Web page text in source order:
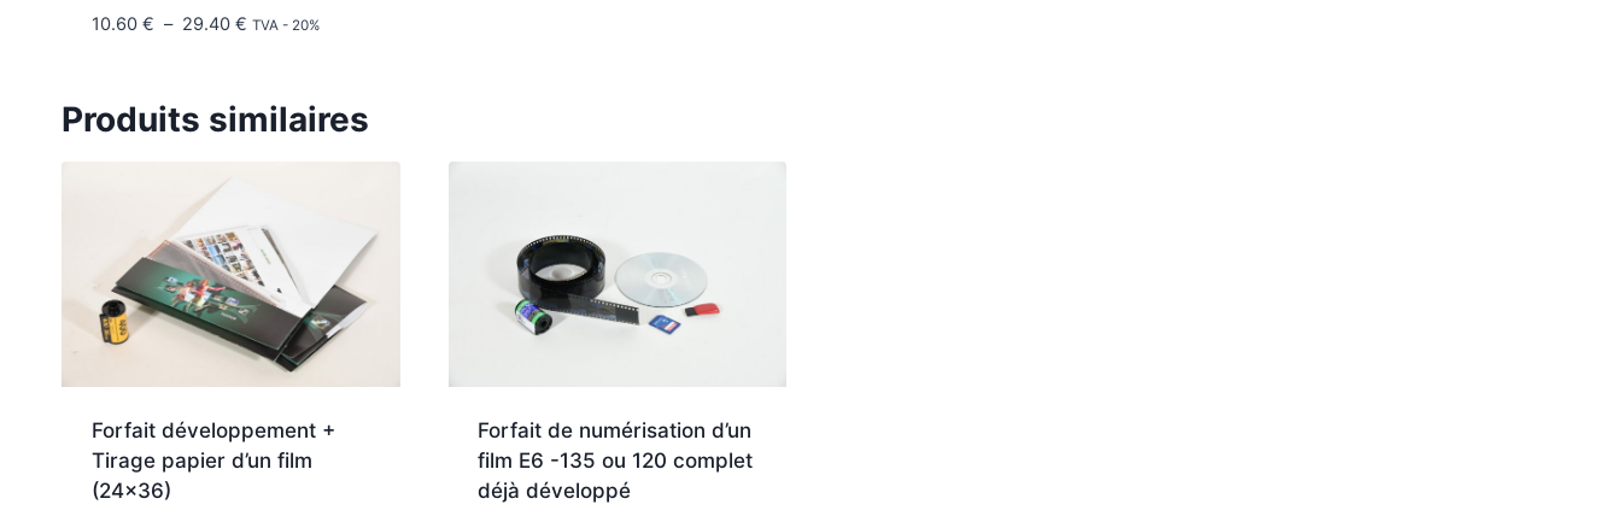
10.60 € – 29.40 €Plage
10.60 €
à
TVA - 20%
Produits similaires
Forfait développement +
Tirage papier d’un film
(24×36)
Forfait de numérisation d’un
film E6 -135 ou 120 complet
déjà développé